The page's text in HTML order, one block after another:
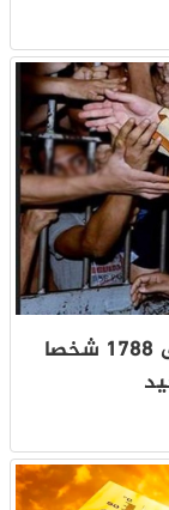
جلالة الملك يصدر عفوه السامي على 1788 شخصا